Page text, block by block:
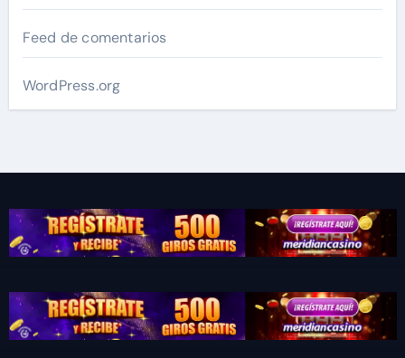
Feed de comentarios
WordPress.org